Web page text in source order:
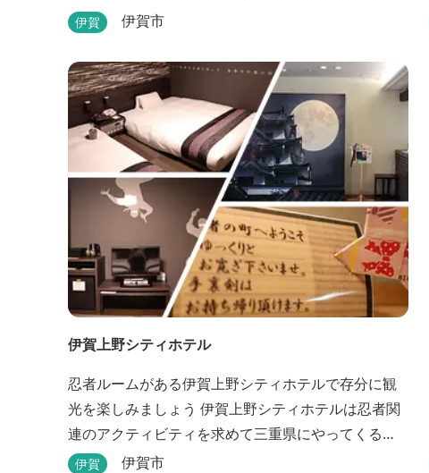
長湯をしても疲れません。 また、施設内にはオート
び場（夏季限定）、こんにゃくやパン作りの体験で
きる工房などがあります。 木津川（鯛ケ瀬）のほと
りにある美しい自然を生かしたオートキャンプやデ
ィキャンプ...
伊賀 伊賀市
伊賀上野シティホテル
忍者ルームがある伊賀上野シティホテルで存分に観
光を楽しみましょう 伊賀上野シティホテルは忍者関
連のアクティビティを求めて三重県にやってくる
人々に人気のホテルです。こちらのホテルには、忍
伊賀 伊賀市